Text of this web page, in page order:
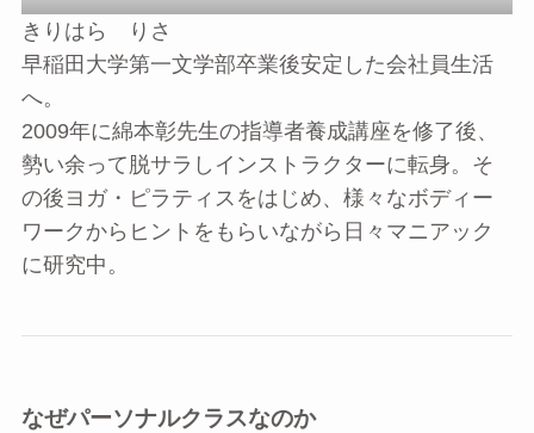
きりはら りさ
早稲田大学第一文学部卒業後安定した会社員生活
へ。
2009年に綿本彰先生の指導者養成講座を修了後、
勢い余って脱サラしインストラクターに転身。そ
の後ヨガ・ピラティスをはじめ、様々なボディー
ワークからヒントをもらいながら日々マニアック
に研究中。
なぜパーソナルクラスなのか